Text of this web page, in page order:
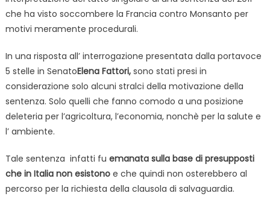
che ha visto soccombere la Francia contro Monsanto per
motivi meramente procedurali.
In una risposta all’ interrogazione presentata dalla portavoce
5 stelle in SenatoElena Fattori,sono stati presi in
considerazione solo alcuni stralci della motivazione della
sentenza. Solo quelli che fanno comodo a una posizione
deleteria per l’agricoltura, l’economia, nonchè per la salute e
l’ ambiente.
Tale sentenza infatti fu emanata sulla base di presupposti
che in Italia non esistono e che quindi non osterebbero al
percorso per la richiesta della clausola di salvaguardia.